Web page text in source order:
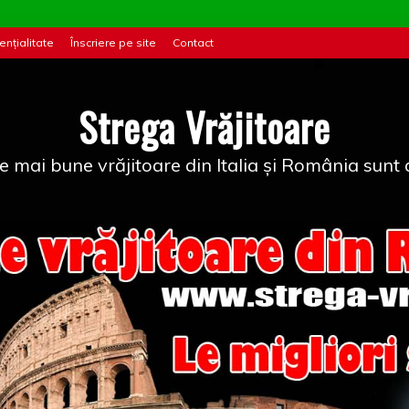
Înscriere pe site Contact
Strega Vrăjitoare
mai bune vrăjitoare din Italia și România sunt